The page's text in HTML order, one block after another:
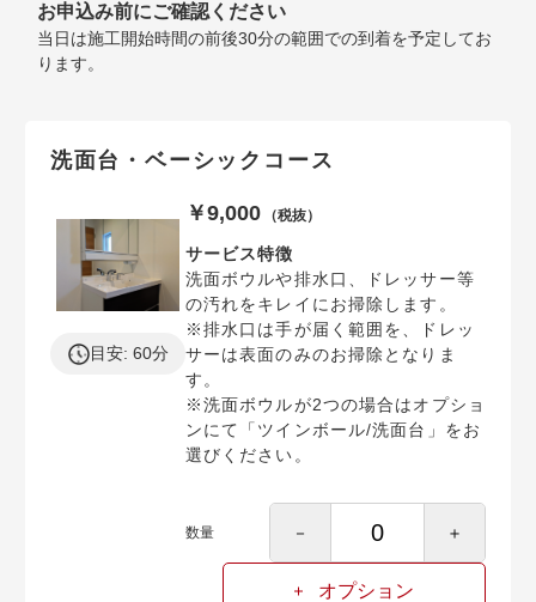
お申込み前にご確認ください
当日は施工開始時間の前後30分の範囲での到着を予定してお
ります。
洗面台・ベーシックコース
目安: 60分
￥9,000 （税抜）
サービス特徴
洗面ボウルや排水口、ドレッサー等
の汚れをキレイにお掃除します。
※排水口は手が届く範囲を、ドレッ
サーは表面のみのお掃除となりま
す。
※洗面ボウルが2つの場合はオプショ
ンにて「ツインボール/洗面台」をお
選びください。
数量 － ＋
オプション